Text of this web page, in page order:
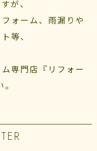
が、
ォーム、雨漏りや
等、
専門店『リフォー